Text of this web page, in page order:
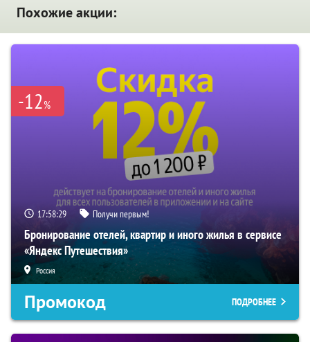
Похожие акции:
-12%
17:58:28 Получи первым!
Бронирование отелей, квартир и иного жилья в сервисе
«Яндекс Путешествия»
Россия
Промокод ПОДРОБНЕЕ